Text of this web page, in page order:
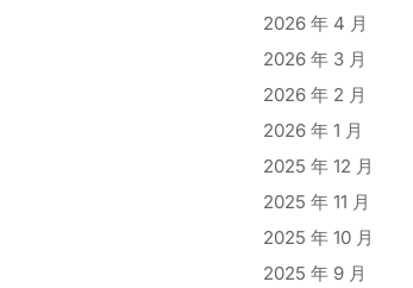
2026 年 4 月
2026 年 3 月
2026 年 2 月
2026 年 1 月
2025 年 12 月
2025 年 11 月
2025 年 10 月
2025 年 9 月